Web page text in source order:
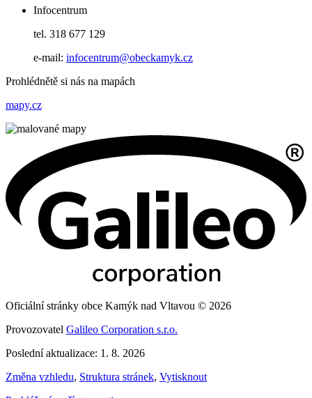
Infocentrum
tel. 318 677 129
e-mail: infocentrum@obeckamyk.cz
Prohlédnětě si nás na mapách
mapy.cz
Oficiální stránky obce Kamýk nad Vltavou © 2026
Provozovatel Galileo Corporation s.r.o.
Poslední aktualizace: 1. 8. 2026
Změna vzhledu, Struktura stránek, Vytisknout